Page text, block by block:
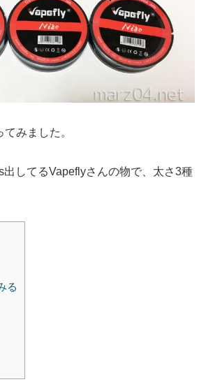
みました。
してるVapeflyさんの物で、太さ3種
る